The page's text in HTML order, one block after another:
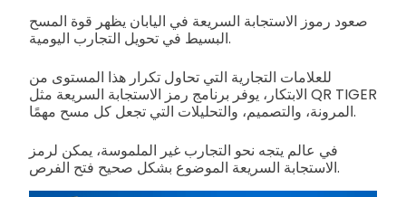
صعود رموز الاستجابة السريعة في اليابان يظهر قوة المسح
البسيط في تحويل التجارب اليومية.
للعلامات التجارية التي تحاول تكرار هذا المستوى من
الابتكار، يوفر برنامج رمز الاستجابة السريعة مثل QR TIGER
المرونة، والتصميم، والتحليلات التي تجعل كل مسح مهمًا.
في عالم يتجه نحو التجارب غير الملموسة، يمكن لرمز
الاستجابة السريعة الموضوع بشكل صحيح فتح الفرص.